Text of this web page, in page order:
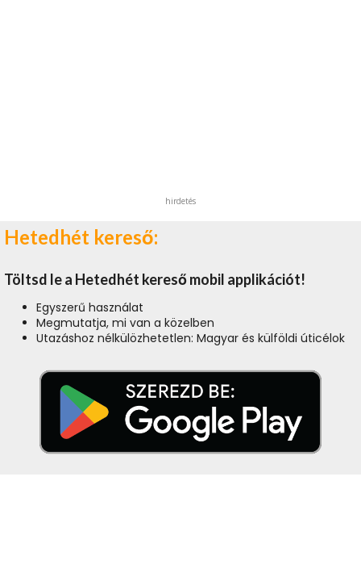
hirdetés
Hetedhét kereső:
Töltsd le a Hetedhét kereső mobil applikációt!
Egyszerű használat
Megmutatja, mi van a közelben
Utazáshoz nélkülözhetetlen: Magyar és külföldi úticélok